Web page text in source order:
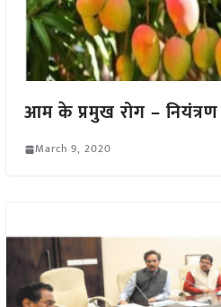
आम के प्रमुख रोग – नियंत्रण
March 9, 2020